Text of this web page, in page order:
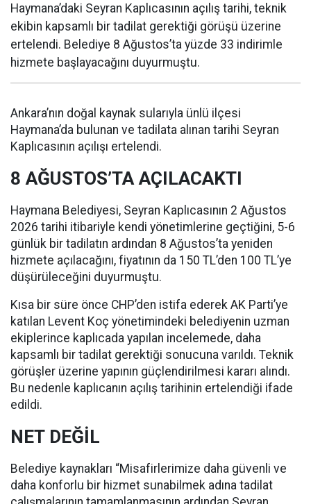
Haymana’daki Seyran Kaplıcasının açılış tarihi, teknik
ekibin kapsamlı bir tadilat gerektiği görüşü üzerine
ertelendi. Belediye 8 Ağustos’ta yüzde 33 indirimle
hizmete başlayacağını duyurmuştu.
Ankara’nın doğal kaynak sularıyla ünlü ilçesi
Haymana’da bulunan ve tadilata alınan tarihi Seyran
Kaplıcasının açılışı ertelendi.
8 AĞUSTOS’TA AÇILACAKTI
Haymana Belediyesi, Seyran Kaplıcasının 2 Ağustos
2026 tarihi itibariyle kendi yönetimlerine geçtiğini, 5-6
günlük bir tadilatın ardından 8 Ağustos’ta yeniden
hizmete açılacağını, fiyatının da 150 TL’den 100 TL’ye
düşürüleceğini duyurmuştu.
Kısa bir süre önce CHP’den istifa ederek AK Parti’ye
katılan Levent Koç yönetimindeki belediyenin uzman
ekiplerince kaplıcada yapılan incelemede, daha
kapsamlı bir tadilat gerektiği sonucuna varıldı. Teknik
görüşler üzerine yapının güçlendirilmesi kararı alındı.
Bu nedenle kaplıcanın açılış tarihinin ertelendiği ifade
edildi.
NET DEĞİL
Belediye kaynakları “Misafirlerimize daha güvenli ve
daha konforlu bir hizmet sunabilmek adına tadilat